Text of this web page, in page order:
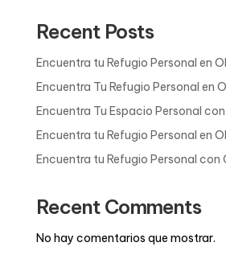
Recent Posts
Encuentra tu Refugio Personal en
Encuentra Tu Refugio Personal en
Encuentra Tu Espacio Personal
Encuentra tu Refugio Personal en
Encuentra tu Refugio Personal con
Recent Comments
No hay comentarios que mostrar.